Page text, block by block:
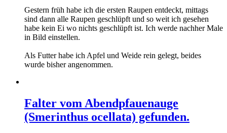
Gestern früh habe ich die ersten Raupen entdeckt, mittags
sind dann alle Raupen geschlüpft und so weit ich gesehen
habe kein Ei wo nichts geschlüpft ist. Ich werde nachher Male
in Bild einstellen.
Als Futter habe ich Apfel und Weide rein gelegt, beides
wurde bisher angenommen.
Falter vom Abendpfauenauge
(Smerinthus ocellata) gefunden.